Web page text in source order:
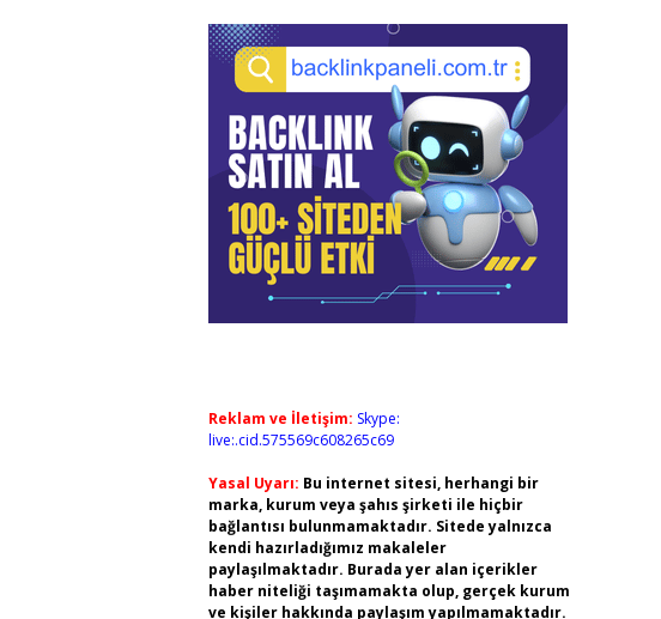
Reklam ve İletişim: Skype:
live:.cid.575569c608265c69
Yasal Uyarı: Bu internet sitesi, herhangi bir
marka, kurum veya şahıs şirketi ile hiçbir
bağlantısı bulunmamaktadır. Sitede yalnızca
kendi hazırladığımız makaleler
paylaşılmaktadır. Burada yer alan içerikler
haber niteliği taşımamakta olup, gerçek kurum
ve kişiler hakkında paylaşım yapılmamaktadır.